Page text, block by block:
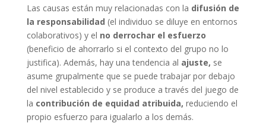
Las causas están muy relacionadas con la difusión de
la responsabilidad (el individuo se diluye en entornos
colaborativos) y el no derrochar el esfuerzo
(beneficio de ahorrarlo si el contexto del grupo no lo
justifica). Además, hay una tendencia al ajuste, se
asume grupalmente que se puede trabajar por debajo
del nivel establecido y se produce a través del juego de
la contribución de equidad atribuida, reduciendo el
propio esfuerzo para igualarlo a los demás.